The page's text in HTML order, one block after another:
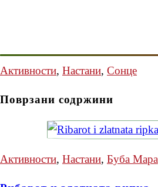
Активности, Настани, Сонце
Поврзани содржини
Активности, Настани, Буба Мара